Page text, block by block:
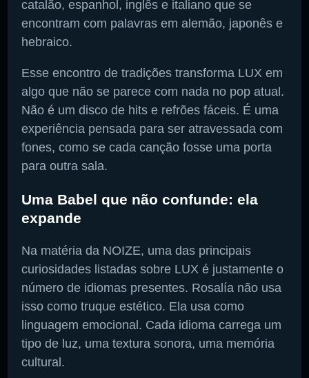
catalão, espanhol, inglês e italiano que se
encontram com palavras em alemão, japonês e
hebraico.
Esse encontro de tradições transforma LUX em
algo que não se parece com nada no pop atual.
Não é um disco de hits e refrões fáceis. É uma
experiência pensada para ser atravessada com
fones, como se cada canção fosse uma porta
para outra sala.
Uma Babel que não confunde: ela
expande
Na matéria da NOIZE, uma das principais
curiosidades listadas sobre LUX é justamente o
número de idiomas presentes. Rosalía não usa
isso como truque estético. Ela usa como
linguagem emocional. Cada idioma carrega um
tipo de luz, uma textura sonora, uma memória
cultural.